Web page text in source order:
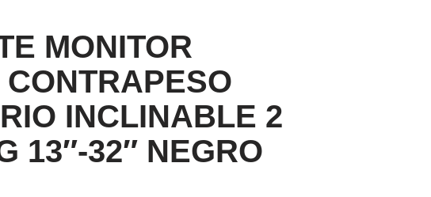
MONITOR
INCLINABLE 2
13″-32″ NEGRO